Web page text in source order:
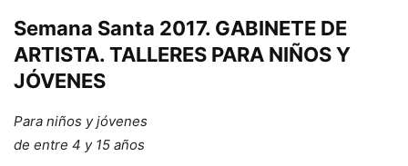
Semana Santa 2017. GABINETE DE
ARTISTA. TALLERES PARA NIÑOS Y
JÓVENES
Para niños y jóvenes
de entre 4 y 15 años